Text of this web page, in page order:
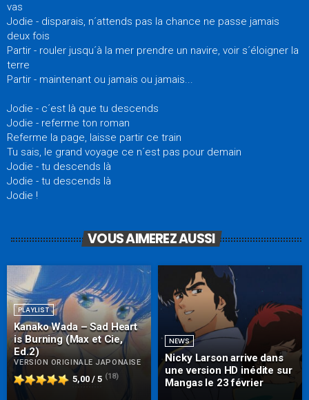
vas
Jodie - disparais, n´attends pas la chance ne passe jamais
deux fois
Partir - rouler jusqu´à la mer prendre un navire, voir s´éloigner la
terre
Partir - maintenant ou jamais ou jamais...
Jodie - c´est là que tu descends
Jodie - referme ton roman
Referme la page, laisse partir ce train
Tu sais, le grand voyage ce n´est pas pour demain
Jodie - tu descends là
Jodie - tu descends là
Jodie !
VOUS AIMEREZ AUSSI
PLAYLIST
Kanako Wada – Sad Heart
is Burning (Max et Cie,
Ed.2)
VERSION ORIGINALE JAPONAISE
5,00 / 5 (18)
NEWS
Nicky Larson arrive dans
une version HD inédite sur
Mangas le 23 février